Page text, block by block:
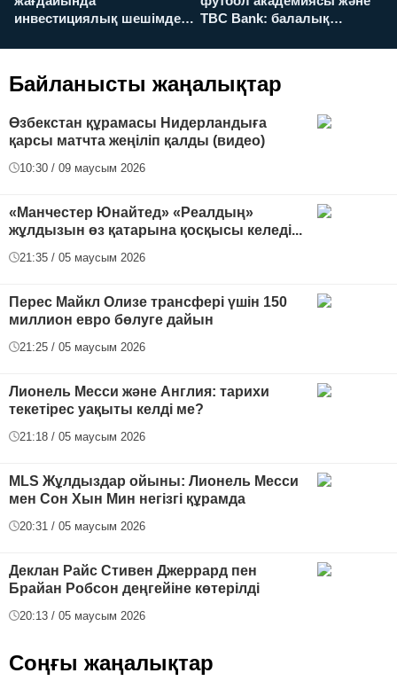
инвестициялық шешімдер
TBC Bank: балалық
Байланысты жаңалықтар
Өзбекстан құрамасы Нидерландыға
қарсы матчта жеңіліп қалды (видео)
10:30 / 09 маусым 2026
«Манчестер Юнайтед» «Реалдың»
жұлдызын өз қатарына қосқысы келеді...
21:35 / 05 маусым 2026
Перес Майкл Олизе трансфері үшін 150
миллион евро бөлуге дайын
21:25 / 05 маусым 2026
Лионель Месси және Англия: тарихи
текетірес уақыты келді ме?
21:18 / 05 маусым 2026
MLS Жұлдыздар ойыны: Лионель Месси
мен Сон Хын Мин негізгі құрамда
20:31 / 05 маусым 2026
Деклан Райс Стивен Джеррард пен
Брайан Робсон деңгейіне көтерілді
20:13 / 05 маусым 2026
Соңғы жаңалықтар